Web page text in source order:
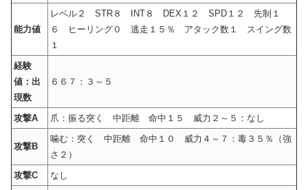
能力値
レベル２ STR８ INT８ DEX１２ SPD１２ 先制１
６ ヒーリング０ 逃走１５％ アタック数１ スイング数
１
経験
値：出
現数
６６７：３～５
攻撃A 爪：振る突く 中距離 命中１５ 威力２～５：なし
攻撃B
噛む：突く 中距離 命中１０ 威力４～７：毒３５％（強
さ２）
攻撃C
なし